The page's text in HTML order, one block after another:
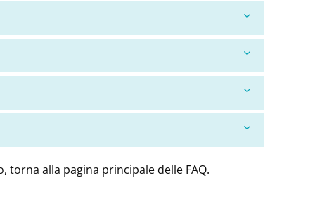
alla pagina principale delle FAQ.